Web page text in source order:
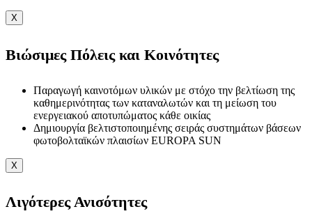
X
Βιώσιμες Πόλεις και Κοινότητες
Παραγωγή καινοτόμων υλικών με στόχο την βελτίωση της
καθημερινότητας των καταναλωτών και τη μείωση του
ενεργειακού αποτυπώματος κάθε οικίας
Δημιουργία βελτιστοποιημένης σειράς συστημάτων βάσεων
φωτοβολταϊκών πλαισίων EUROPA SUN
X
Λιγότερες Ανισότητες